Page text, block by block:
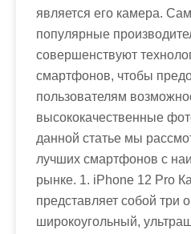
является его камера.
популярные
совершенствуют
смартфонов, чтобы
пользователям
высококачественные
данной статье мы
лучших смартфонов с
рынке. 1. iPhone 12 Pro
представляет собой три
широкоугольный,